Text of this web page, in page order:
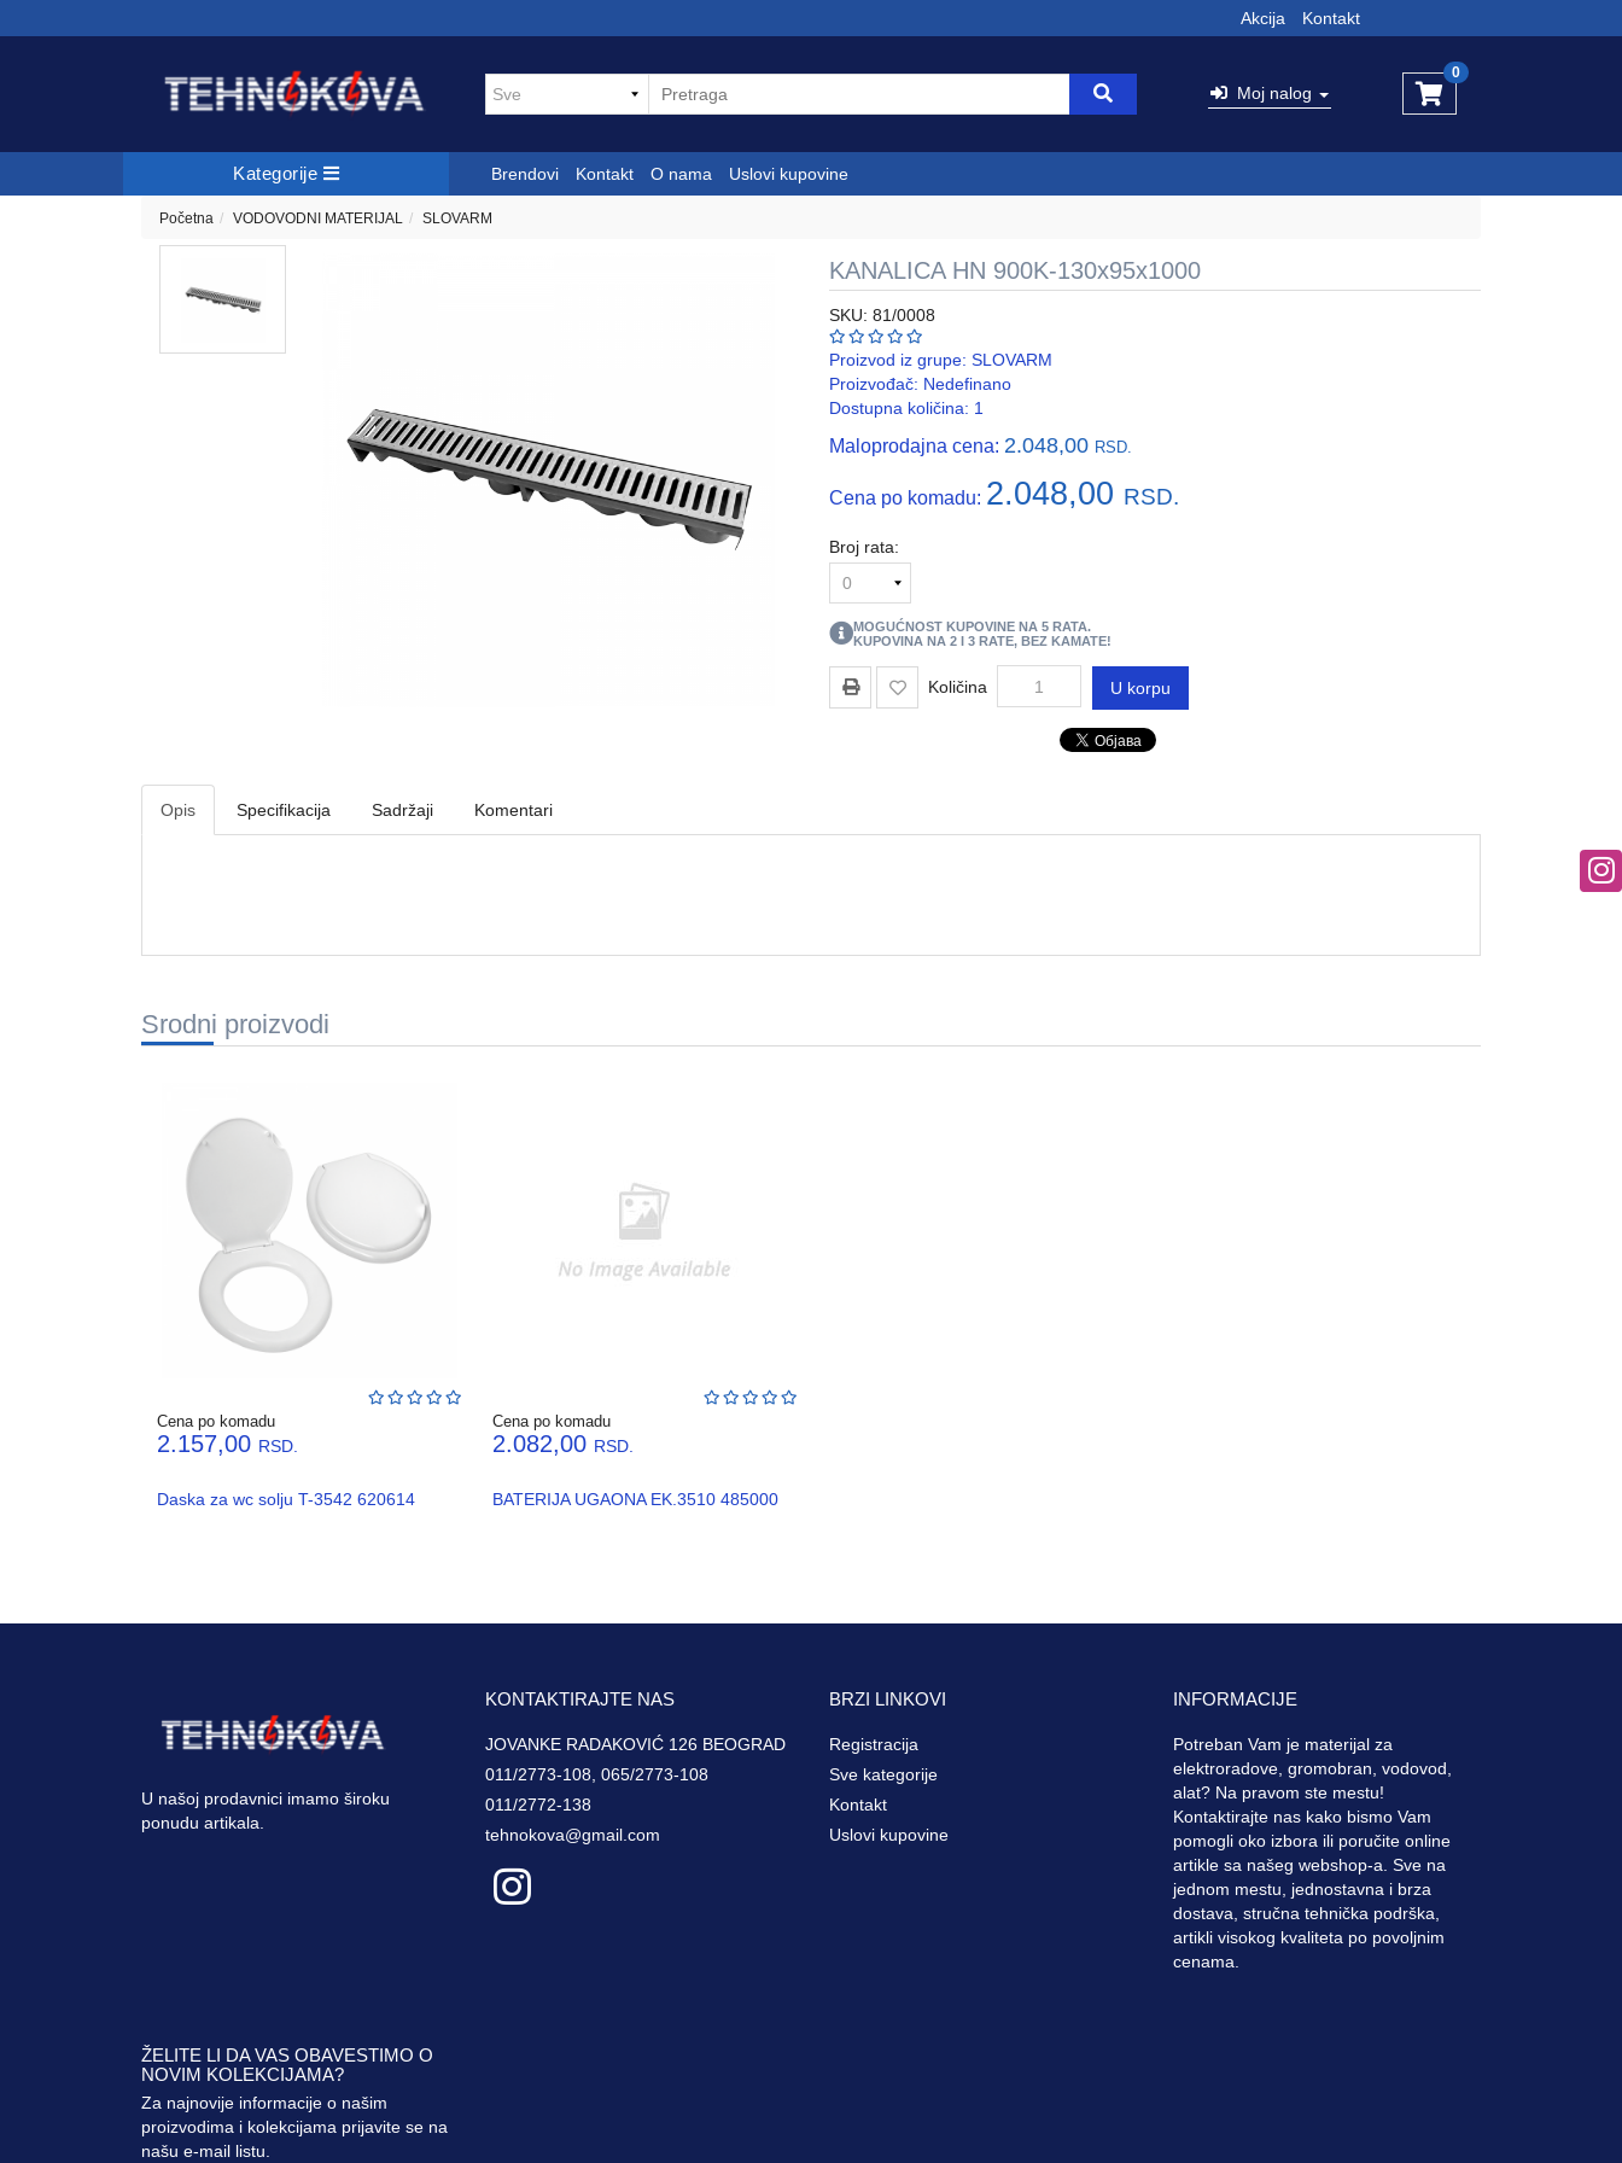
Akcija Kontakt
Moj nalog
0
Kategorije Brendovi Kontakt O nama Uslovi kupovine
Početna VODOVODNI MATERIJAL SLOVARM
KANALICA HN 900K-130x95x1000
SKU: 81/0008
Proizvod iz grupe: SLOVARM
Proizvođač: Nedefinano
Dostupna količina: 1
Maloprodajna cena: 2.048,00 RSD.
Cena po komadu: 2.048,00 RSD.
Broj rata:
MOGUĆNOST KUPOVINE NA 5 RATA.
KUPOVINA NA 2 I 3 RATE, BEZ KAMATE!
Količina U korpu
Opis Specifikacija Sadržaji Komentari
Srodni proizvodi
Cena po komadu
2.157,00 RSD.
Daska za wc solju T-3542 620614
Cena po komadu
2.082,00 RSD.
BATERIJA UGAONA EK.3510 485000
U našoj prodavnici imamo široku
ponudu artikala.
KONTAKTIRAJTE NAS
JOVANKE RADAKOVIĆ 126 BEOGRAD
011/2773-108, 065/2773-108
011/2772-138
tehnokova@gmail.com
BRZI LINKOVI
Registracija
Sve kategorije
Kontakt
Uslovi kupovine
INFORMACIJE
Potreban Vam je materijal za
elektroradove, gromobran, vodovod,
alat? Na pravom ste mestu!
Kontaktirajte nas kako bismo Vam
pomogli oko izbora ili poručite online
artikle sa našeg webshop-a. Sve na
jednom mestu, jednostavna i brza
dostava, stručna tehnička podrška,
artikli visokog kvaliteta po povoljnim
cenama.
ŽELITE LI DA VAS OBAVESTIMO O
NOVIM KOLEKCIJAMA?
Za najnovije informacije o našim
proizvodima i kolekcijama prijavite se na
našu e-mail listu.